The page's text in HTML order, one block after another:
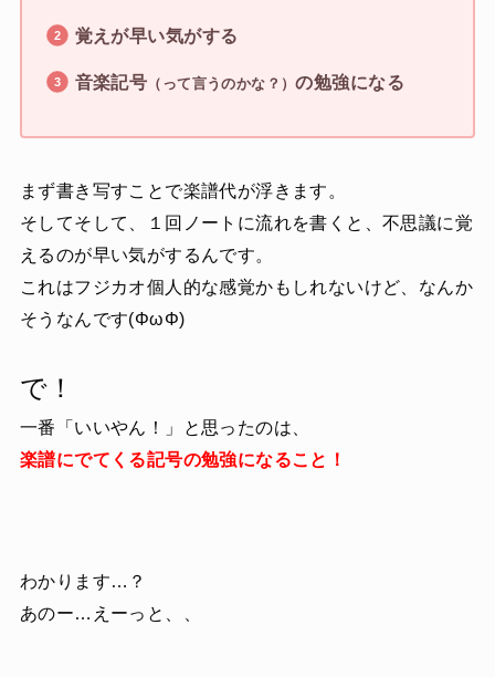
覚えが早い気がする
音楽記号 （って言うのかな？）の勉強になる
まず書き写すことで楽譜代が浮きます。
そしてそして、１回ノートに流れを書くと、不思議に覚
えるのが早い気がするんです。
これはフジカオ個人的な感覚かもしれないけど、なんか
そうなんです(ΦωΦ)
で！
一番「いいやん！」と思ったのは、
楽譜にでてくる記号の勉強になること！
わかります…？
あのー…えーっと、、